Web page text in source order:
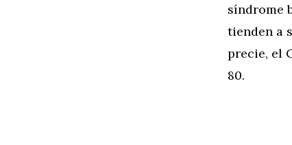
síndrome
tienden a
precie, el
80.